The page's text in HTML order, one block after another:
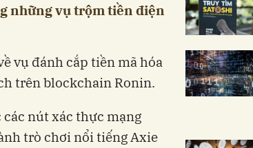
những vụ trộm tiền điện
vụ đánh cắp tiền mã hóa
trên blockchain Ronin.
nút xác thực mạng
trò chơi nổi tiếng Axie